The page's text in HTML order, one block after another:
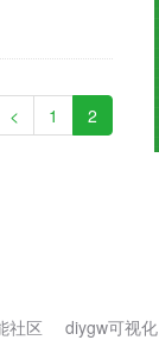
< 1 2
社区 diygw可视化